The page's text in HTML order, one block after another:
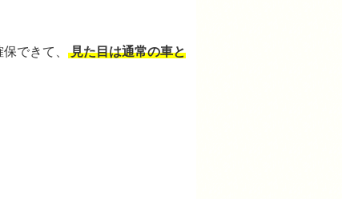
できて、
見た目は通常の車と